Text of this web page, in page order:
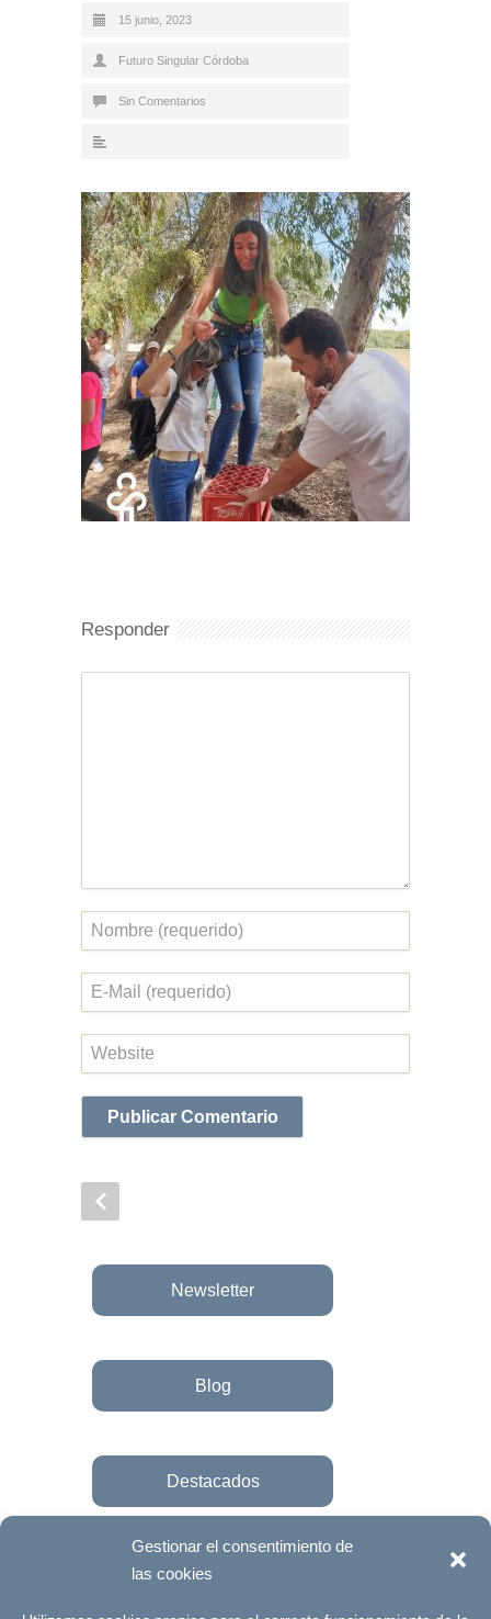
Gestionar el consentimiento de
las cookies
15 junio, 2023
Futuro Singular Córdoba
Sin Comentarios
Responder
Nombre
Correo
electrónico
Web
Newsletter
Blog
Destacados
Únete a la fundación